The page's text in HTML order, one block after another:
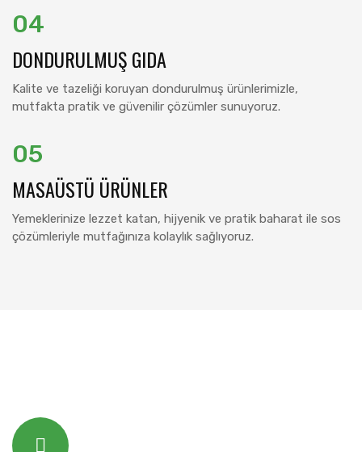
04
DONDURULMUŞ GIDA
Kalite ve tazeliği koruyan dondurulmuş ürünlerimizle,
mutfakta pratik ve güvenilir çözümler sunuyoruz.
05
MASAÜSTÜ ÜRÜNLER
Yemeklerinize lezzet katan, hijyenik ve pratik baharat ile sos
çözümleriyle mutfağınıza kolaylık sağlıyoruz.